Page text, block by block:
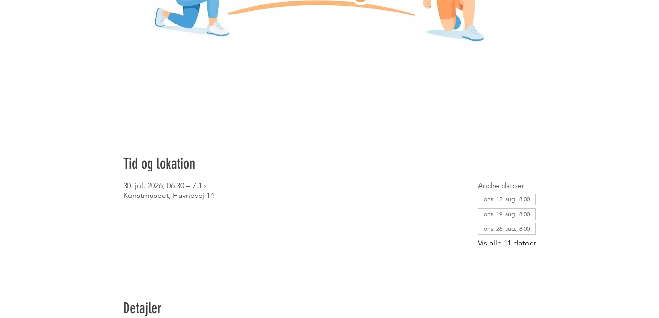
Tid og lokation
30. jul. 2026, 06.30 – 7.15
Kunstmuseet, Havnevej 14
Andre datoer
ons. 12. aug., 8.00
ons. 19. aug., 8.00
ons. 26. aug., 8.00
Vis alle 11 datoer
Detajler